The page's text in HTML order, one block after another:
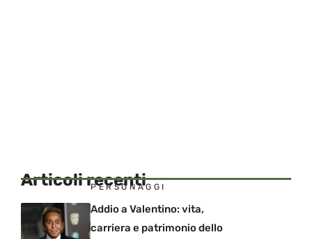
Articoli recenti
PERSONAGGI
Addio a Valentino: vita,
carriera e patrimonio dello